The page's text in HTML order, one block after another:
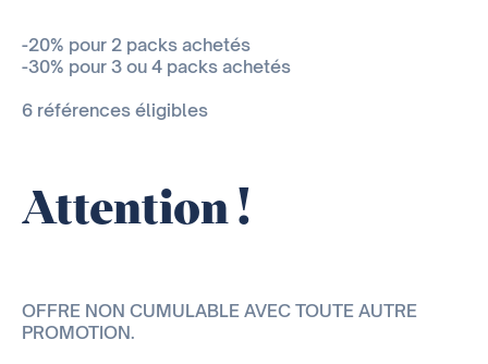
-20% pour 2 packs achetés
-30% pour 3 ou 4 packs achetés
6 références éligibles
Attention !
OFFRE NON CUMULABLE AVEC TOUTE AUTRE
PROMOTION.